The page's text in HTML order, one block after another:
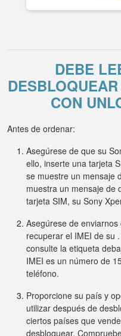
DEBE
CON
Antes de ordenar:
Asegúrese de que su
ello, inserte una tarjeta
se muestre un mensaje
muestra un mensaje de
tarjeta SIM, su Sony
Asegúrese de
recuperar el IMEI de su
consulte la etiqueta
IMEI es un número de
teléfono.
Proporcione su país y
utilizar después de
ciertos países que
desbloquear.